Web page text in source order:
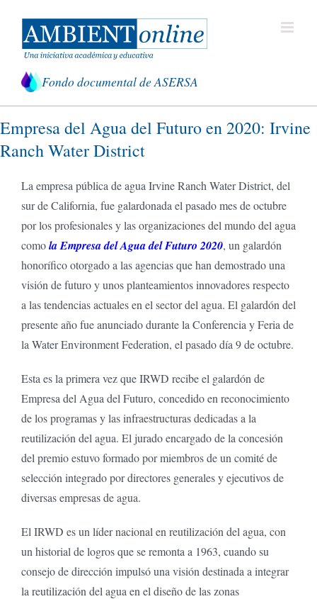
contenido
Fondo documental de ASERSA
Empresa del Agua del Futuro en 2020: Irvine
Ranch Water District
La empresa pública de agua Irvine Ranch Water District, del
sur de California, fue galardonada el pasado mes de octubre
por los profesionales y las organizaciones del mundo del agua
comola Empresa del Agua del Futuro 2020, un galardón
honorífico otorgado a las agencias que han demostrado una
visión de futuro y unos planteamientos innovadores respecto
a las tendencias actuales en el sector del agua. El galardón del
presente año fue anunciado durante la Conferencia y Feria de
la Water Environment Federation, el pasado día 9 de octubre.
Esta es la primera vez que IRWD recibe el galardón de
Empresa del Agua del Futuro, concedido en reconocimiento
de los programas y las infraestructuras dedicadas a la
reutilización del agua. El jurado encargado de la concesión
del premio estuvo formado por miembros de un comité de
selección integrado por directores generales y ejecutivos de
diversas empresas de agua.
El IRWD es un líder nacional en reutilización del agua, con
un historial de logros que se remonta a 1963, cuando su
consejo de dirección impulsó una visión destinada a integrar
la reutilización del agua en el diseño de las zonas